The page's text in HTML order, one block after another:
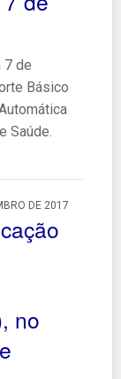
7 de
Básico
Saúde.
DE 2017
no